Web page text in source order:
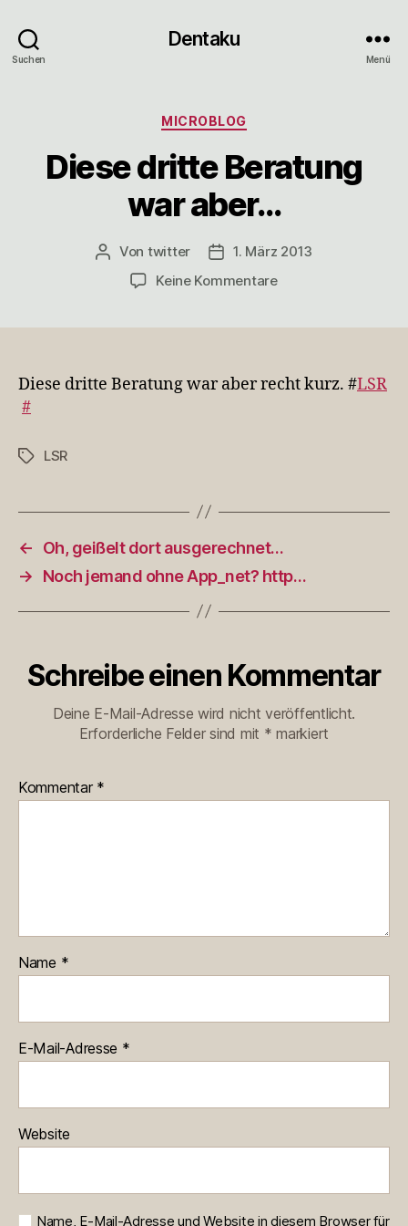
Suchen
Dentaku
Menü
Kategorien
MICROBLOG
Diese dritte Beratung
war aber…
Beitragsautor
Von twitter Veröffentlichungsdatum
1. März 2013
Keine Kommentarezu
aber…
Diese dritte Beratung war aber recht kurz. #LSR
#
Schlagwörter
LSR
←
Oh, geißelt dort ausgerechnet…
→
Noch jemand ohne App_net? http…
Schreibe einen Kommentar
Deine E-Mail-Adresse wird nicht veröffentlicht.
Erforderliche Felder sind mit * markiert
Kommentar *
Name *
E-Mail-Adresse *
Website
Name, E-Mail-Adresse und Website in diesem Browser für